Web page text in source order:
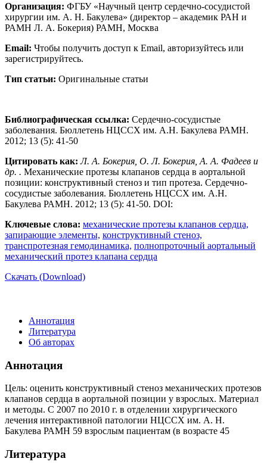
Организация: ФГБУ «Научный центр сердечно-сосудистой
хирургии им. А. Н. Бакулева» (директор – академик РАН и
РАМН Л. А. Бокерия) РАМН, Москва
Email: Чтобы получить доступ к Email, авторизуйтесь или
зарегистрируйтесь.
Тип статьи: Оригинальные статьи
Библиографическая ссылка: Сердечно-сосудистые
заболевания. Бюллетень НЦССХ им. А.Н. Бакулева РАМН.
2012; 13 (5): 41-50
Цитировать как: Л. А. Бокерия, О. Л. Бокерия, А. А. Фадеев и
др. . Механические протезы клапанов сердца в аортальной
позиции: конструктивный стеноз и тип протеза. Сердечно-
сосудистые заболевания. Бюллетень НЦССХ им. А.Н.
Бакулева РАМН. 2012; 13 (5): 41-50. DOI:
Ключевые слова: механические протезы клапанов сердца,
запирающие элементы, конструктивный стеноз,
транспротезная гемодинамика, полнопроточный аортальный
механический протез клапана сердца
Скачать (Download)
Аннотация
Литература
Об авторах
Аннотация
Цель: оценить конструктивный стеноз механических протезов
клапанов сердца в аортальной позиции у взрослых. Материал
и методы. С 2007 по 2010 г. в отделении хирургического
лечения интерактивной патологии НЦССХ им. А. Н.
Бакулева РАМН 59 взрослым пациентам (в возрасте 45
Литература